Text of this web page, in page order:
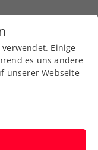
Einige
es uns andere
unserer Webseite